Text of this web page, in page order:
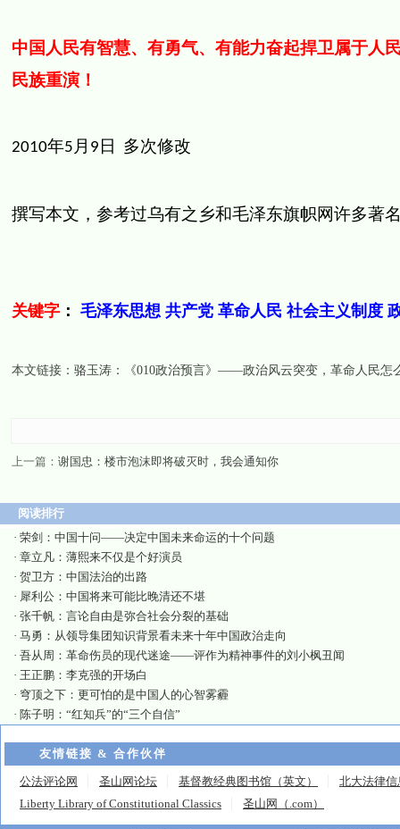
中国人民有智慧、有勇气、有能力奋起捍卫属于人
民族重演！
2010年5 月 9 日 多次修改
撰写本文，参考过乌有之乡和毛泽东旗帜网许多著
关键字： 毛泽东思想 共产党 革命人民 社会主义制度
本文链接： 骆玉涛：《010政治预言》——政治风云突变，革命人民怎
上一篇： 谢国忠：楼市泡沫即将破灭时，我会通知你
阅读排行
· 荣剑：中国十问——决定中国未来命运的十个问题
· 章立凡：薄熙来不仅是个好演员
· 贺卫方：中国法治的出路
· 犀利公：中国将来可能比晚清还不堪
· 张千帆：言论自由是弥合社会分裂的基础
· 马勇：从领导集团知识背景看未来十年中国政治走向
· 吾从周：革命伤员的现代迷途——评作为精神事件的刘小枫丑闻
· 王正鹏：李克强的开场白
· 穹顶之下：更可怕的是中国人的心智雾霾
· 陈子明：“红知兵”的“三个自信”
友情链接 & 合作伙伴
公法评论网 圣山网论坛 基督教经典图书馆（英文）
北大法律信
Liberty Library of Constitutional Classics
圣山网（.com）